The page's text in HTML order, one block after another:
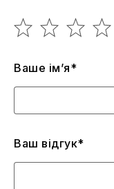
Ваше ім’я*
Ваш відгук*